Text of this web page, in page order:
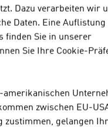
Dazu verarbeiten wir
Daten. Eine Auflistung
finden Sie in unserer
Sie Ihre Cookie-
amerikanischen
zwischen EU-
zustimmen, gelangen